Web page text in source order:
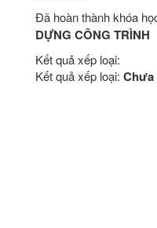
Đã hoàn thành khóa
DỰNG CÔNG TRÌNH
Kết quả xếp loại:
Kết quả xếp loại: Chưa